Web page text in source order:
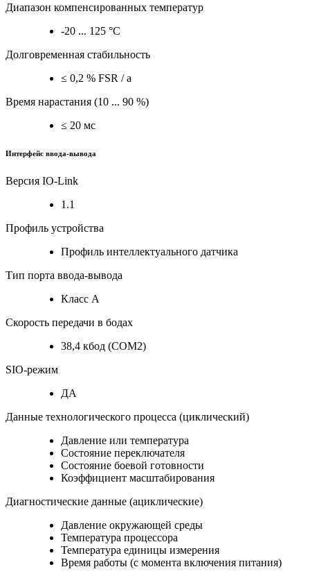
Диапазон компенсированных температур
-20 ... 125 °C
Долговременная стабильность
≤ 0,2 % FSR / a
Время нарастания (10 ... 90 %)
≤ 20 мс
Интерфейс ввода-вывода
Версия IO-Link
1.1
Профиль устройства
Профиль интеллектуального датчика
Тип порта ввода-вывода
Класс A
Скорость передачи в бодах
38,4 кбод (COM2)
SIO-режим
ДА
Данные технологического процесса (циклический)
Давление или температура
Состояние переключателя
Состояние боевой готовности
Коэффициент масштабирования
Диагностические данные (ациклические)
Давление окружающей среды
Температура процессора
Температура единицы измерения
Время работы (с момента включения питания)